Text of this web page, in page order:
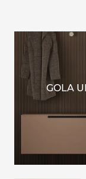
GOLA